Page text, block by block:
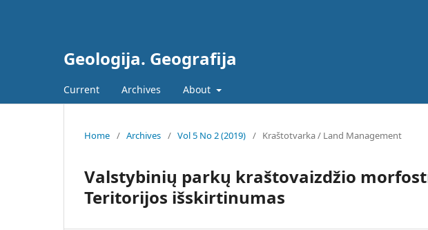
Geologija. Geografija
Current Archives About
Home / Archives / Vol 5 No 2 (2019) / Kraštotvarka / Land Management
Valstybinių parkų kraštovaizdžio
Teritorijos išskirtinumas